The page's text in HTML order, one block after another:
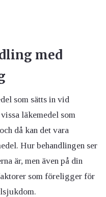
med
som sätts in vid
läkemedel som
då kan det vara
Hur behandlingen ser
är, men även på din
som föreligger för